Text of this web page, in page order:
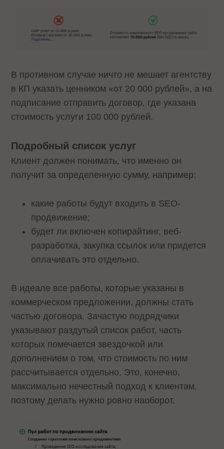
В противном случае ничто не мешает агентству
в КП указать ценником «от 20 000 рублей», а на
подписание отправить договор, где указана
стоимость услуги 100 000 рублей.
Подробный список услуг
Клиент должен понимать, что именно он
получит за определенную сумму, например:
какие работы будут входить в SEO-
продвижение;
будет ли включен копирайтинг, веб-
разработка, закупка ссылок или придется
оплачивать это отдельно.
В идеале все работы, которые указаны в
коммерческом предложении, должны стать
частью договора. Зачастую подрядчики
указывают раздутый список работ, часть
которых помечается звездочкой или
дополнением о том, что стоимость по ним
рассчитывается отдельно. Это, конечно,
максимально нечестный подход к клиентам,
поэтому делать нужно ровно наоборот.